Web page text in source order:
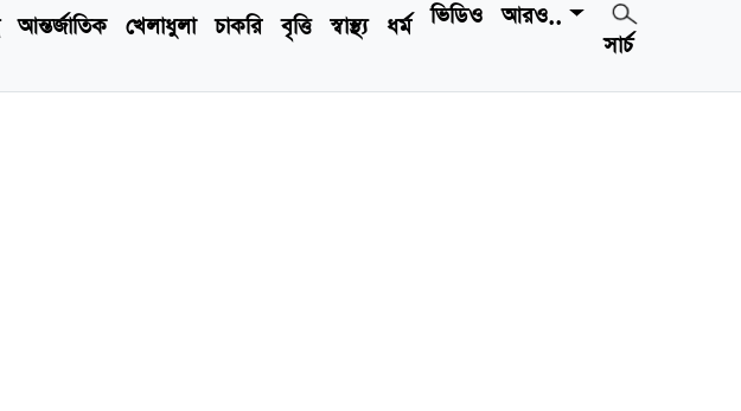
আন্তর্জাতিক খেলাধুলা চাকরি বৃত্তি স্বাস্থ্য ধর্ম ভিডিও
আরও..
সার্চ